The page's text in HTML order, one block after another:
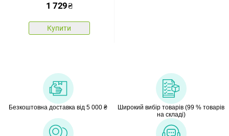
1 729₴
Купити
Безкоштовна доставка від 5 000 ₴
Широкий вибір товарів (99 % товарів
на складі)